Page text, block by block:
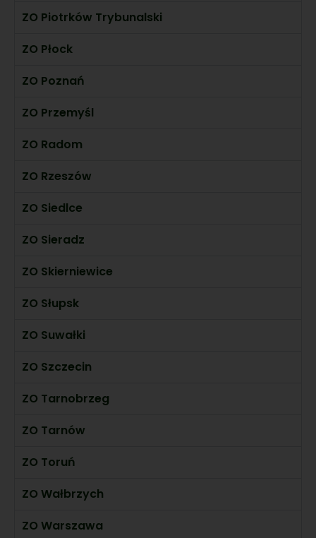
ZO Piotrków Trybunalski
ZO Płock
ZO Poznań
ZO Przemyśl
ZO Radom
ZO Rzeszów
ZO Siedlce
ZO Sieradz
ZO Skierniewice
ZO Słupsk
ZO Suwałki
ZO Szczecin
ZO Tarnobrzeg
ZO Tarnów
ZO Toruń
ZO Wałbrzych
ZO Warszawa